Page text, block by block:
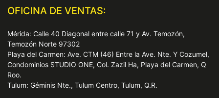
OFICINA DE VENTAS:
Mérida: Calle 40 Diagonal entre calle 71 y Av. Temozón,
Temozón Norte 97302
Playa del Carmen: Ave. CTM (46) Entre la Ave. Nte. Y Cozumel,
Condominios STUDIO ONE, Col. Zazil Ha, Playa del Carmen, Q
Roo.
Tulum: Géminis Nte., Tulum Centro, Tulum, Q.R.